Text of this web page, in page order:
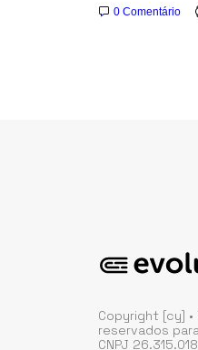
0 Comentário
Copyright [cy]
reservados
CNPJ